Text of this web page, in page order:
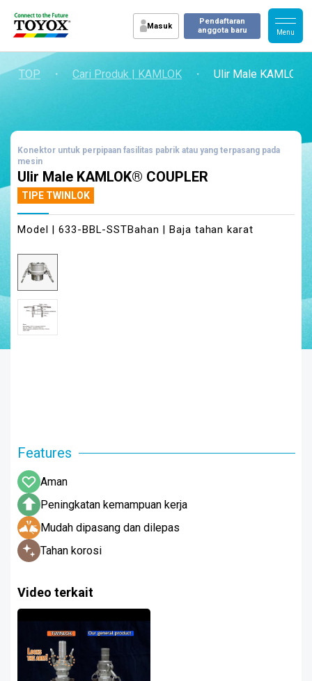
Masuk
Pendaftaran
anggota baru
TOP ・ Cari Produk | KAMLOK ・ Ulir Male
Konektor untuk perpipaan fasilitas pabrik atau yang terpasang pada
mesin
Ulir Male KAMLOK® COUPLER
TIPE TWINLOK
Model | 633-BBL-SSTBahan | Baja tahan karat
Features
Aman
Peningkatan kemampuan kerja
Mudah dipasang dan dilepas
Tahan korosi
Video terkait